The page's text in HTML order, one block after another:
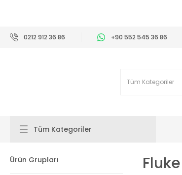
0212 912 36 86 +90 552 545 36 86
Tüm Kategoriler
Ürün Grupları